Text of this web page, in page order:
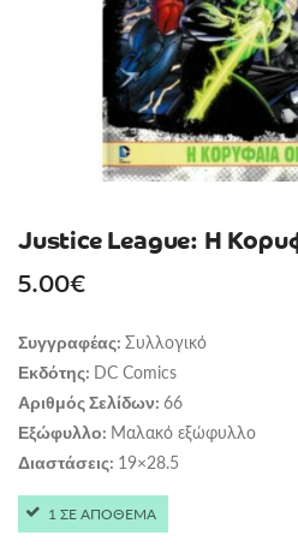
Justice League: Η
5.00€
Συγγραφέας: Συλλογικό
Εκδότης: DC Comics
Αριθμός Σελίδων: 66
Εξώφυλλο: Μαλακό εξώφυλλο
Διαστάσεις: 19×28.5
1 ΣΕ ΑΠΟΘΕΜΑ